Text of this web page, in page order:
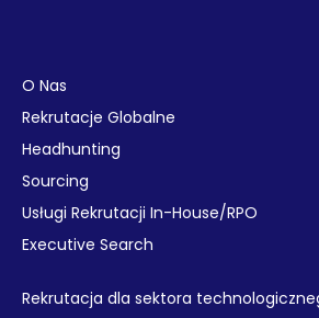
O Nas
Rekrutacje Globalne
Headhunting
Sourcing
Usługi Rekrutacji In-House/RPO
Executive Search
Rekrutacja dla sektora